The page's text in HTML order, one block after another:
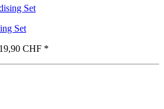
Set
CHF *